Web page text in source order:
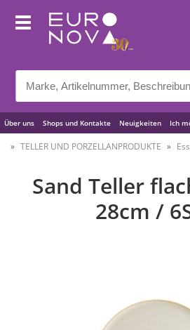
Über uns Shops und Kontakte Neuigkeiten Ich
Nützliche Tipps
TELLER UND PORZELLANPRODUKTE
Sand Teller
28cm /